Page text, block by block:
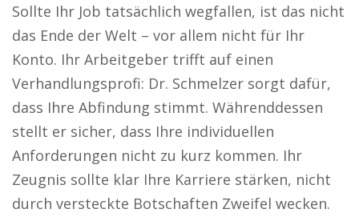
Sollte Ihr Job tatsächlich wegfallen, ist das nicht
das Ende der Welt – vor allem nicht für Ihr
Konto. Ihr Arbeitgeber trifft auf einen
Verhandlungsprofi: Dr. Schmelzer sorgt dafür,
dass Ihre Abfindung stimmt. Währenddessen
stellt er sicher, dass Ihre individuellen
Anforderungen nicht zu kurz kommen. Ihr
Zeugnis sollte klar Ihre Karriere stärken, nicht
durch versteckte Botschaften Zweifel wecken.